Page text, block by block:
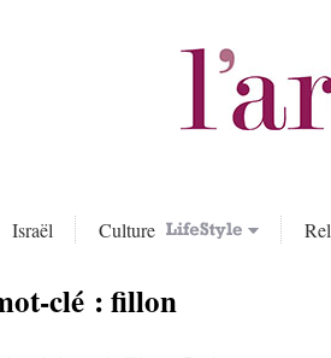
Israël Culture
clé :fillon